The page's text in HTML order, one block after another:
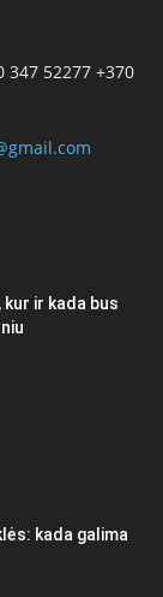
347 52277 +370
ir kada bus
kada galima